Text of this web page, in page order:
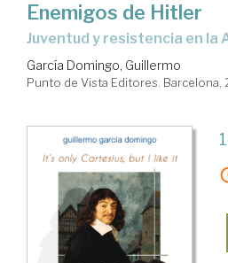
Enemigos de Hitler
juventud y resistencia en la
García Domingo, Guillermo
Punto de Vista Editores. Barcelona,